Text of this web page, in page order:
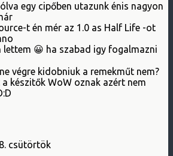
egy cipőben utazunk énis nagyon
t én mér az 1.0 as Half Life -ot
lettem 😀 ha szabad igy fogalmazni
végre kidobniuk a remekműt nem?
a készitők WoW oznak azért nem
csütörtök